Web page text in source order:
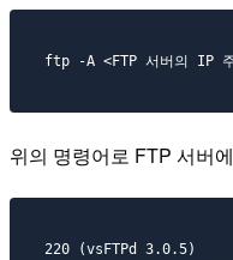
위의 명령어로 FTP 서버
220 (vsFTPd 3.0.5)